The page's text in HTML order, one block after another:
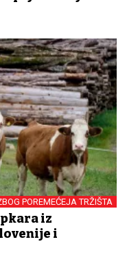
POREMEĆEJA TRŽIŠTA
iz
i